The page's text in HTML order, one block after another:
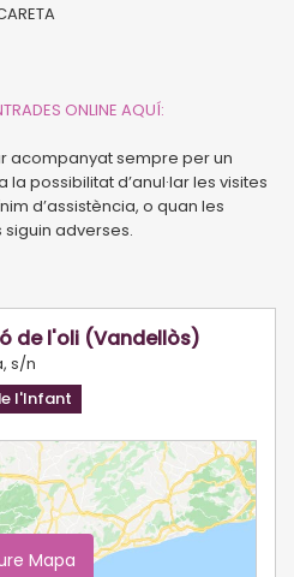
ONLINE AQUÍ:
acompanyat sempre per un
la possibilitat d’anul·lar les visites
d’assistència, o quan les
adverses.
de l'oli (Vandellòs)
s/n
l'Infant
Mapa